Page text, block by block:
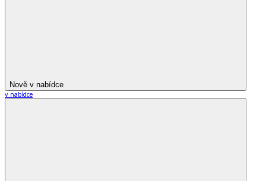
Nově v nabídce
v nabídce